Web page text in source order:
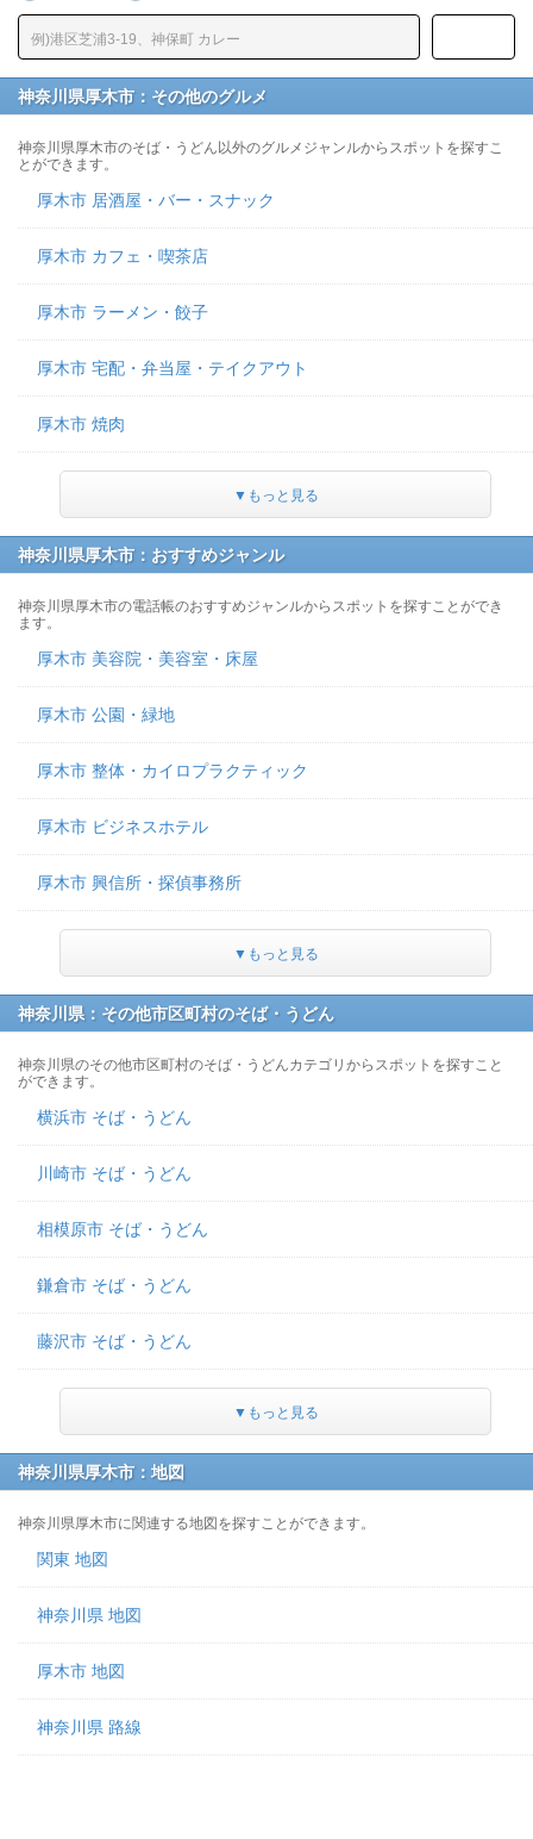
神奈川県厚木市：その他のグルメ
神奈川県厚木市のそば・うどん以外のグルメジャンルからスポットを探すこ
とができます。
厚木市 居酒屋・バー・スナック
厚木市 カフェ・喫茶店
厚木市 ラーメン・餃子
厚木市 宅配・弁当屋・テイクアウト
厚木市 焼肉
▼もっと見る
神奈川県厚木市：おすすめジャンル
神奈川県厚木市の電話帳のおすすめジャンルからスポットを探すことができ
ます。
厚木市 美容院・美容室・床屋
厚木市 公園・緑地
厚木市 整体・カイロプラクティック
厚木市 ビジネスホテル
厚木市 興信所・探偵事務所
▼もっと見る
神奈川県：その他市区町村のそば・うどん
神奈川県のその他市区町村のそば・うどんカテゴリからスポットを探すこと
ができます。
横浜市 そば・うどん
川崎市 そば・うどん
相模原市 そば・うどん
鎌倉市 そば・うどん
藤沢市 そば・うどん
▼もっと見る
神奈川県厚木市：地図
神奈川県厚木市に関連する地図を探すことができます。
関東 地図
神奈川県 地図
厚木市 地図
神奈川県 路線